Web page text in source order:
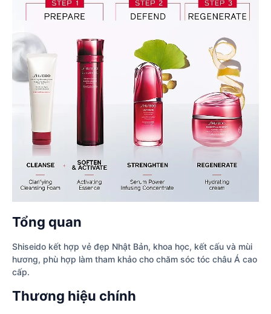
Tổng quan
Shiseido kết hợp vẻ đẹp Nhật Bản, khoa học, kết cấu và mùi
hương, phù hợp làm tham khảo cho chăm sóc tóc châu Á cao
cấp.
Thương hiệu chính